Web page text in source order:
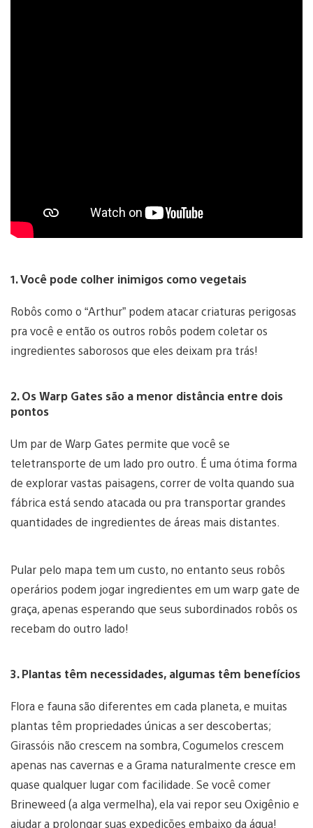
1. Você pode colher inimigos como vegetais
Robôs como o “Arthur” podem atacar criaturas perigosas
pra você e então os outros robôs podem coletar os
ingredientes saborosos que eles deixam pra trás!
2. Os Warp Gates são a menor distância entre dois
pontos
Um par de Warp Gates permite que você se
teletransporte de um lado pro outro. É uma ótima forma
de explorar vastas paisagens, correr de volta quando sua
fábrica está sendo atacada ou pra transportar grandes
quantidades de ingredientes de áreas mais distantes.
Pular pelo mapa tem um custo, no entanto seus robôs
operários podem jogar ingredientes em um warp gate de
graça, apenas esperando que seus subordinados robôs os
recebam do outro lado!
3. Plantas têm necessidades, algumas têm benefícios
Flora e fauna são diferentes em cada planeta, e muitas
plantas têm propriedades únicas a ser descobertas;
Girassóis não crescem na sombra, Cogumelos crescem
apenas nas cavernas e a Grama naturalmente cresce em
quase qualquer lugar com facilidade. Se você comer
Brineweed (a alga vermelha), ela vai repor seu Oxigênio e
ajudar a prolongar suas expedições embaixo da água!